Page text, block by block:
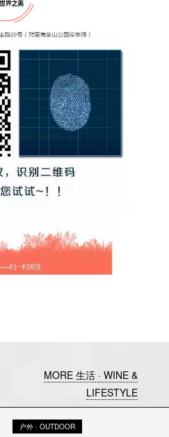
MORE 生活 · WINE &
LIFESTYLE
户外 · OUTDOOR